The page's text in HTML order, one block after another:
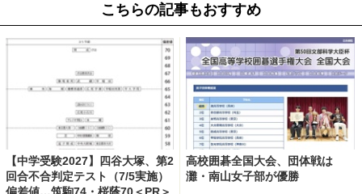
こちらの記事もおすすめ
【中学受験2027】四谷大塚、第2
回合不合判定テスト（7/5実施）
偏差値…筑駒74・桜蔭70＜PR＞
高校囲碁全国大会、団体戦は
灘・南山女子部が優勝